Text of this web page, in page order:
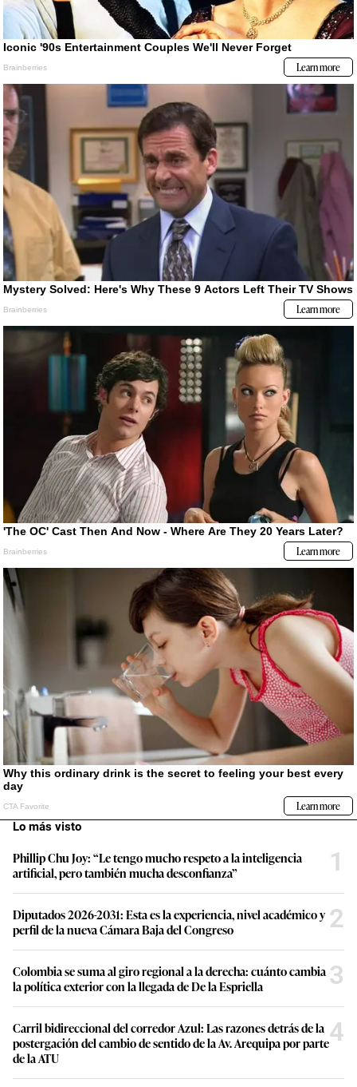
Lo más visto
Phillip Chu Joy: “Le tengo mucho respeto a la inteligencia
artificial, pero también mucha desconfianza”
1
Diputados 2026-2031: Esta es la experiencia, nivel académico y
perfil de la nueva Cámara Baja del Congreso
2
Colombia se suma al giro regional a la derecha: cuánto cambia
la política exterior con la llegada de De la Espriella
3
Carril bidireccional del corredor Azul: Las razones detrás de la
postergación del cambio de sentido de la Av. Arequipa por parte
de la ATU
4